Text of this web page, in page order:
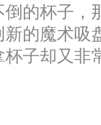
的杯子，
的魔术吸
子却又非